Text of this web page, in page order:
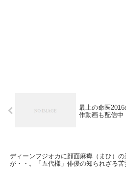
最上の命医
作動画も配信中
ディーンフジオカに顔面麻痺（まひ）の
が・・。「五代様」俳優の知られざる苦